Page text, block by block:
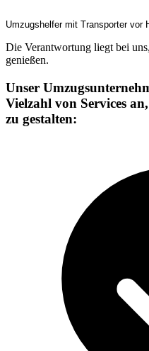
Umzugshelfer mit Transporter vor
Die Verantwortung liegt bei
genießen.
Unser
Vielzahl von Services
zu gestalten: